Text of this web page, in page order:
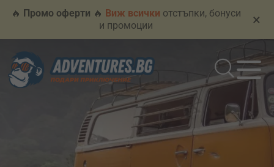
🔥 Промо оферти 🔥 Виж всички отстъпки, бонуси
и промоции
×